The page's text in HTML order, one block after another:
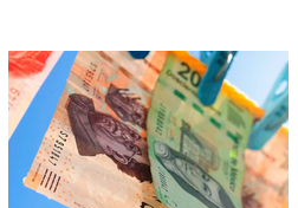
llave distinta y, con cada página, la
ciudad dejó de ser un punto en el mapa
para convertirse en un territorio de
historias. El primero en t